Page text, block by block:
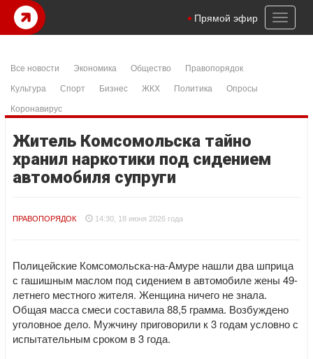
Toggle
Прямой эфир
Все новости Экономика Общество
Правопорядок
Культура
Спорт Бизнес ЖКХ Политика
Опросы
Коронавирус
Житель Комсомольска тайно
хранил наркотики под сидением
автомобиля супруги
ПРАВОПОРЯДОК 14:30, 18 июня 2026 года
Полицейские Комсомольска-на-Амуре нашли два шприца
с гашишным маслом под сидением в автомобиле жены 49-
летнего местного жителя. Женщина ничего не знала.
Общая масса смеси составила 88,5 грамма. Возбуждено
уголовное дело. Мужчину приговорили к 3 годам условно с
испытательным сроком в 3 года.